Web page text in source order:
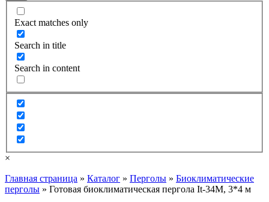
Exact matches only
Search in title
Search in content
×
Главная страница » Каталог » Перголы » Биоклиматические
перголы » Готовая биоклиматическая пергола It-34M, 3*4 м